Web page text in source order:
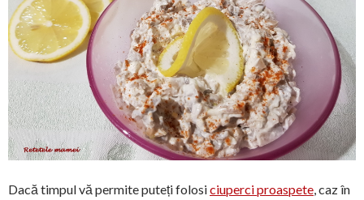
Dacă timpul vă permite puteți folosiciuperci proaspete, caz în